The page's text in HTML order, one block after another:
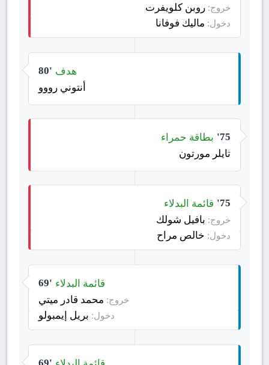
خروج: روبن كلويفرت
دخول: ماليك فوفانا
80' هدف
أنتوني رووو
75'
بطاقة حمراء
تايلر مورتون
75' قائمة البدلاء
خروج: بافيل شولك
دخول: خالص مراح
69' قائمة البدلاء
خروج: محمد قادر ميتي
دخول: بريل إيمبولو